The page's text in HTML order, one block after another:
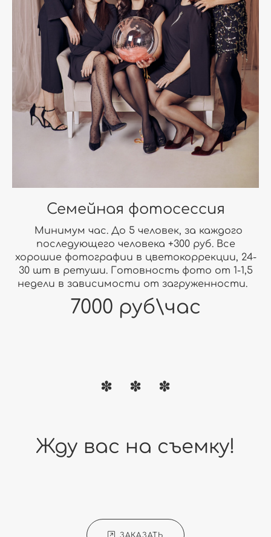
Семейная фотосессия
Минимум час. До 5 человек, за каждого
последующего человека +300 руб. Все
хорошие фотографии в цветокоррекции, 24-
30 шт в ретуши. Готовность фото от 1-1,5
недели в зависимости от загруженности.
7000 руб\час
Жду вас на съемку!
ЗАКАЗАТЬ